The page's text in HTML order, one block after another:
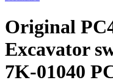
Original
Excavator
7K-01040